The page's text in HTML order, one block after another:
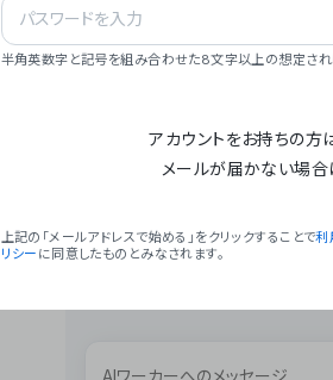
### 会社概要
半角英数字と記号を組み合わせた8文字以上の想定され
アカウントをお持ちの方
メールが届かない場合
上記の「メールアドレスで始める」をクリックすることで利
リシー に同意したものとみなされます。